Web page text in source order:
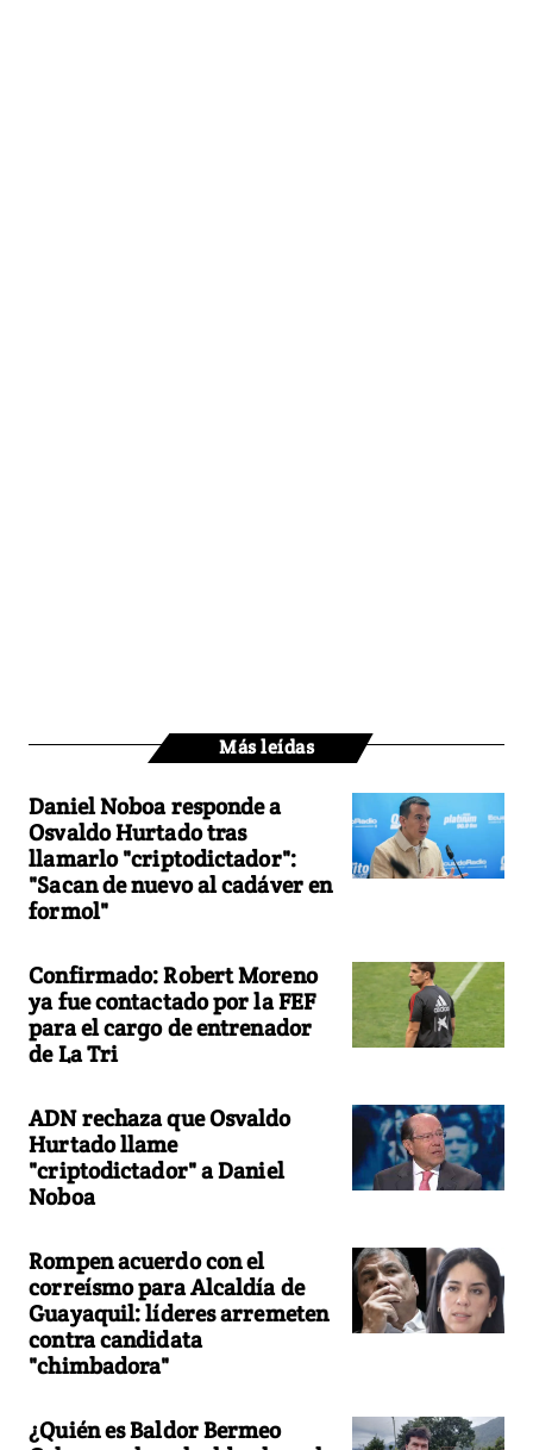
Más leídas
Daniel Noboa responde a
Osvaldo Hurtado tras
llamarlo "criptodictador":
"Sacan de nuevo al cadáver en
formol"
Confirmado: Robert Moreno
ya fue contactado por la FEF
para el cargo de entrenador
de La Tri
ADN rechaza que Osvaldo
Hurtado llame
"criptodictador" a Daniel
Noboa
Rompen acuerdo con el
correísmo para Alcaldía de
Guayaquil: líderes arremeten
contra candidata
"chimbadora"
¿Quién es Baldor Bermeo